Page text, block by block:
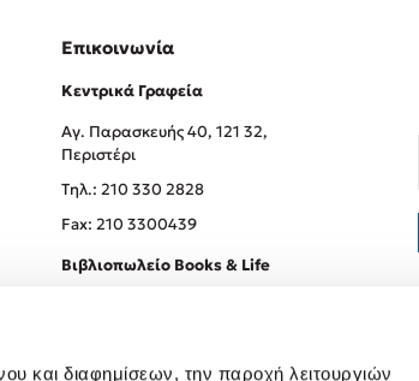
και διαφημίσεων, την παροχή λειτουργιών
Επικοινωνία
Κεντρικά Γραφεία
Αγ. Παρασκευής 40, 121 32,
Περιστέρι
Tηλ.: 210 330 2828
Fax: 210 3300439
Βιβλιοπωλείο Books & Life